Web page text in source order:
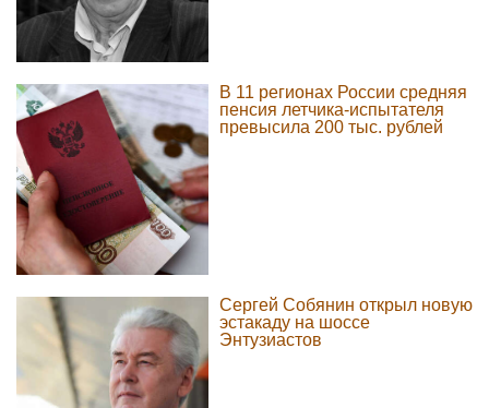
В 11 регионах России средняя
пенсия летчика-испытателя
превысила 200 тыс. рублей
Сергей Собянин открыл новую
эстакаду на шоссе
Энтузиастов